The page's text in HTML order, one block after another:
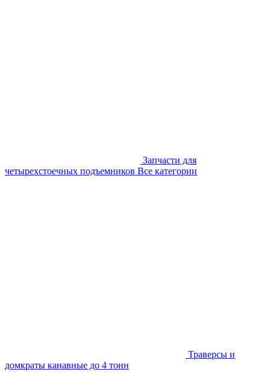
Запчасти для
четырехстоечных подъемников Все категории
Траверсы и
домкраты канавные до 4 тонн